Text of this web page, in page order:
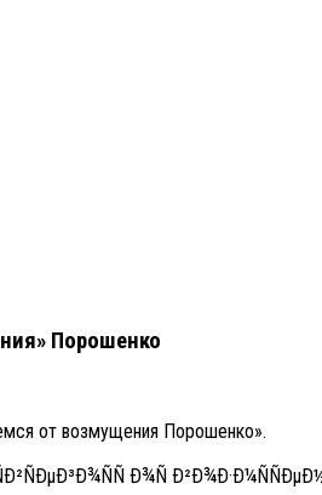
Порошенко
от возмущения Порошенко».